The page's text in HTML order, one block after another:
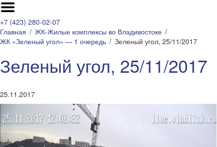
+7 (423) 280-02-07
Главная
ЖК-Жилые комплексы во Владивостоке
ЖК «Зеленый угол» — 1 очередь
Зеленый угол, 25/11/2017
Зеленый угол, 25/11/2017
25.11.2017